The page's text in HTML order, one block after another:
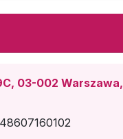
03-002 Warszawa,